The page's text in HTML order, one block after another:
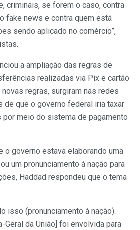
criminais, se forem o caso, contra
fake news e contra quem está
sendo aplicado no comércio”,
a ampliação das regras de
realizadas via Pix e cartão
regras, surgiram nas redes
que o governo federal iria taxar
meio do sistema de pagamento
o governo estava elaborando uma
um pronunciamento à nação para
Haddad respondeu que o tema
isso (pronunciamento à nação).
Geral da União] foi envolvida para